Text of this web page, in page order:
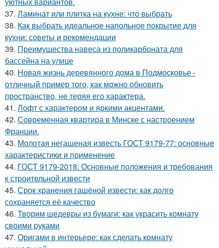
37. Ламинат или плитка на кухне: что выбрать
38. Как выбрать идеальное напольное покрытие для
кухни: советы и рекомендации
39. Преимущества навеса из поликарбоната для
бассейна на улице
40. Новая жизнь деревянного дома в Подмосковье -
отличный пример того, как можно обновить
пространство, не теряя его характера.
41. Лофт с характером и яркими акцентами.
42. Современная квартира в Минске с настроением
Франции.
43. Молотая негашеная известь ГОСТ 9179-77: основные
характеристики и применение
44. ГОСТ 9179-2018: Основные положения и требования
к строительной извести
45. Срок хранения гашёной извести: как долго
сохраняется её качество
46. Творим шедевры из бумаги: как украсить комнату
своими руками
47. Оригами в интерьере: как сделать комнату